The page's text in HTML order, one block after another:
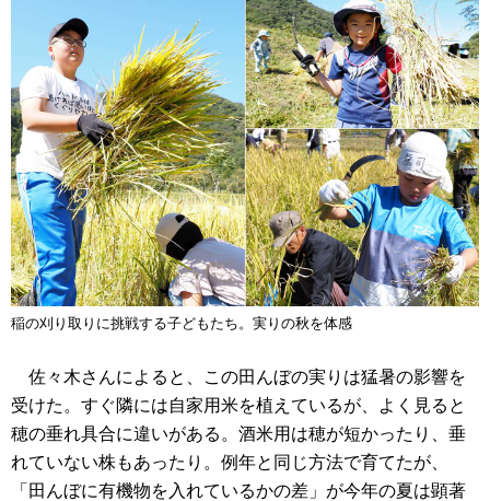
稲の刈り取りに挑戦する子どもたち。実りの秋を体感
佐々木さんによると、この田んぼの実りは猛暑の影響を
受けた。すぐ隣には自家用米を植えているが、よく見ると
穂の垂れ具合に違いがある。酒米用は穂が短かったり、垂
れていない株もあったり。例年と同じ方法で育てたが、
「田んぼに有機物を入れているかの差」が今年の夏は顕著